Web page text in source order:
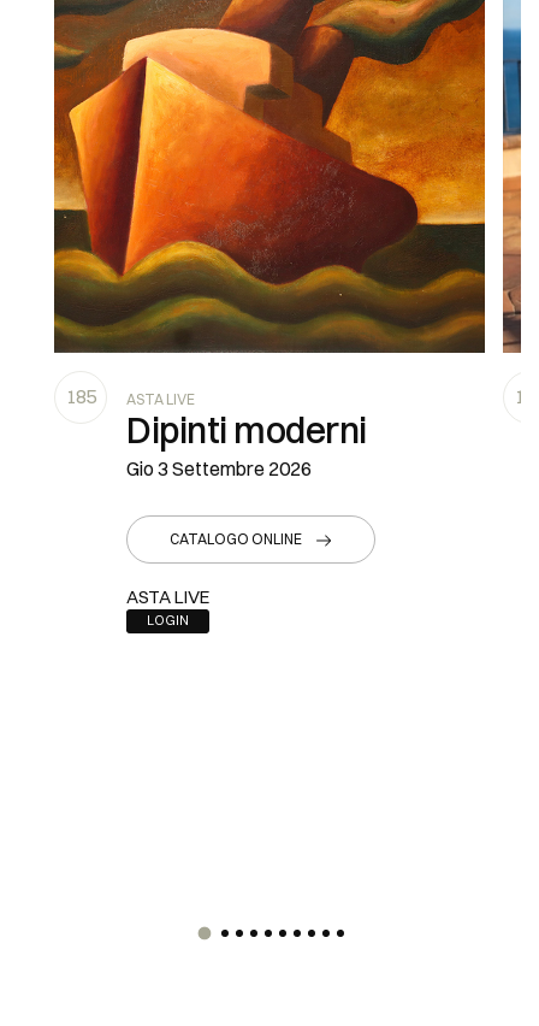
185 ASTA LIVE
Dipinti moderni
Gio 3 Settembre 2026
CATALOGO ONLINE
ASTA LIVE
LOGIN